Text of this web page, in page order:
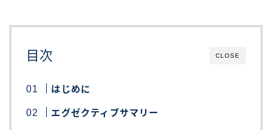
CLOSE
目次
はじめに
エグゼクティブサマリー